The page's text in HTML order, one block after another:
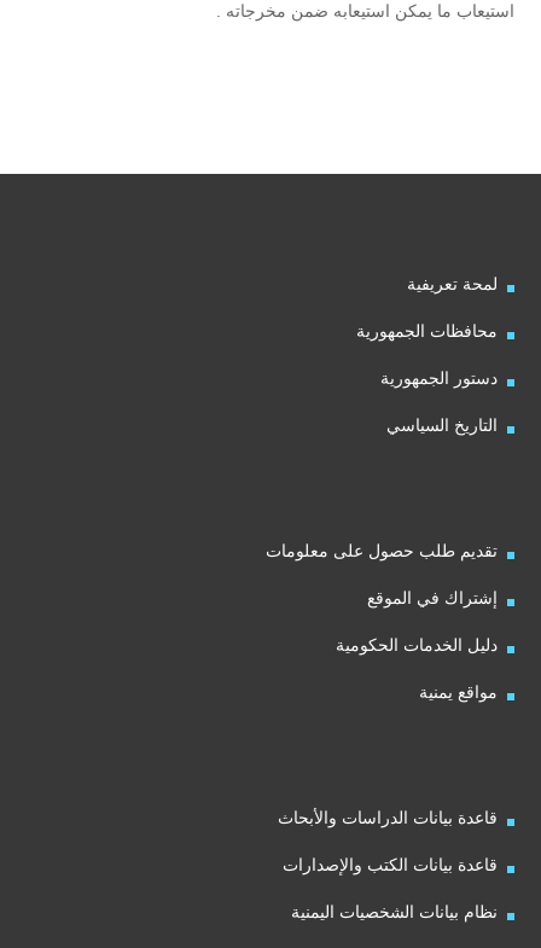
استيعاب ما يمكن استيعابه ضمن مخرجاته .
لمحة تعريفية
محافظات الجمهورية
دستور الجمهورية
التاريخ السياسي
تقديم طلب حصول على معلومات
إشتراك في الموقع
دليل الخدمات الحكومية
مواقع يمنية
قاعدة بيانات الدراسات والأبحاث
قاعدة بيانات الكتب والإصدارات
نظام بيانات الشخصيات اليمنية